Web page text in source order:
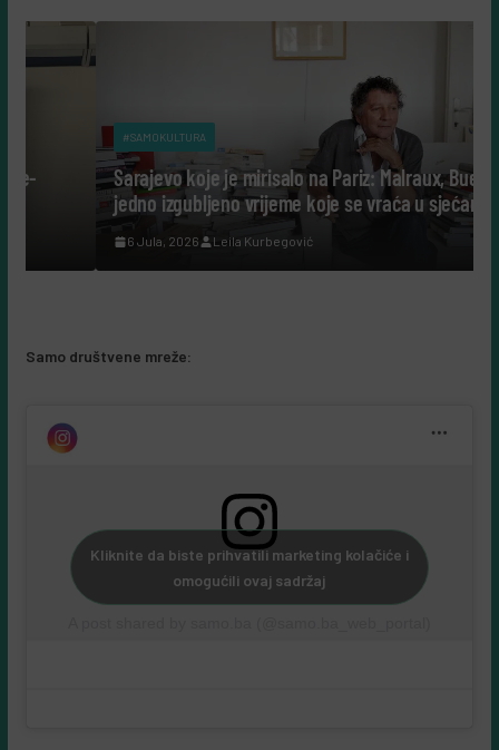
#SAMOKULTURA
Sarajevo koje je mirisalo na Pariz: Malraux, Bueb i
jedno izgubljeno vrijeme koje se vraća u sjećanje
6 Jula, 2026 Leila Kurbegović
Samo društvene mreže:
Kliknite da biste prihvatili marketing kolačiće i
omogućili ovaj sadržaj